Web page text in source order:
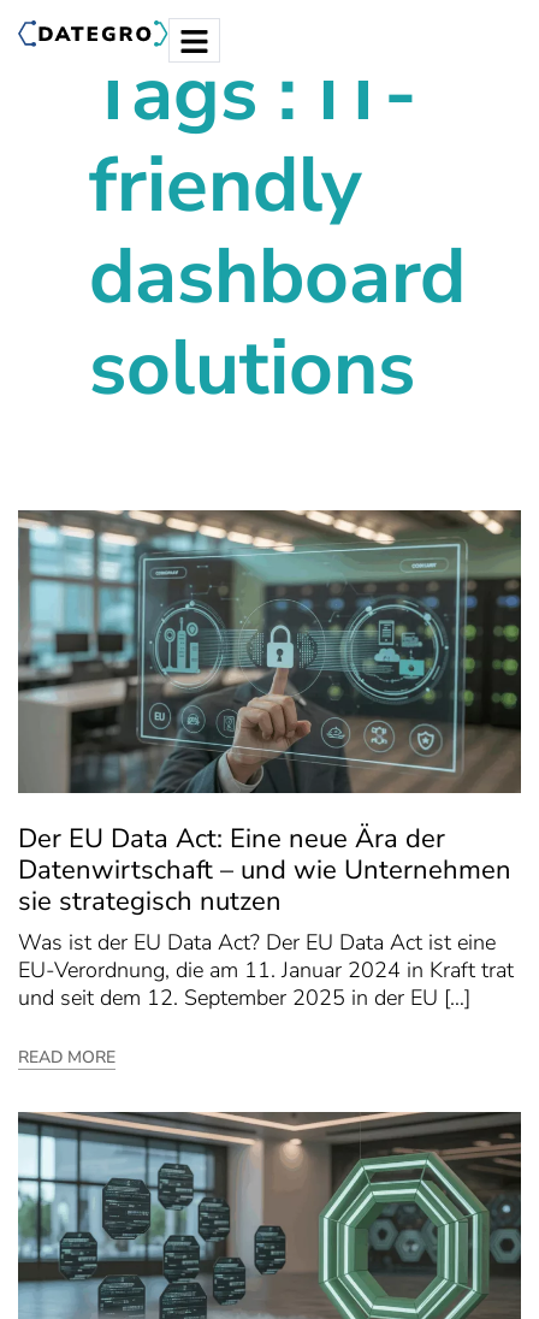
Tags : IT-
friendly
dashboard
solutions
Der EU Data Act: Eine neue Ära der
Datenwirtschaft – und wie Unternehmen
sie strategisch nutzen
Was ist der EU Data Act? Der EU Data Act ist eine
EU-Verordnung, die am 11. Januar 2024 in Kraft trat
und seit dem 12. September 2025 in der EU […]
READ MORE